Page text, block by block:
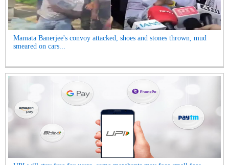
Mamata Banerjee's convoy attacked, shoes and stones thrown, mud
smeared on cars...